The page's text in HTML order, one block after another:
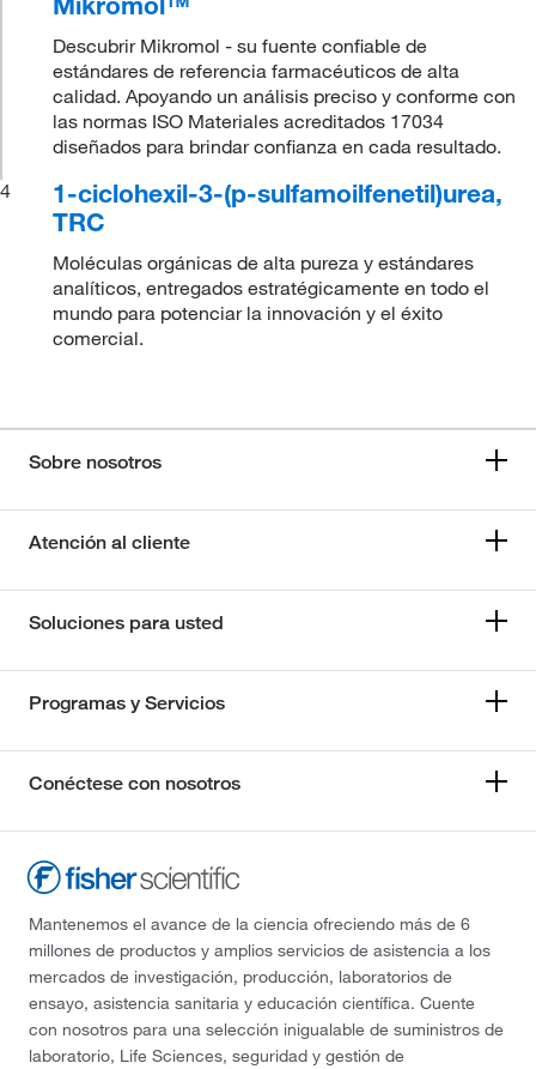
Descubrir Mikromol - su fuente confiable de
estándares de referencia farmacéuticos de alta
calidad. Apoyando un análisis preciso y conforme con
las normas ISO Materiales acreditados 17034
diseñados para brindar confianza en cada resultado.
4
1-ciclohexil-3-(p-sulfamoilfenetil)urea,
TRC
Moléculas orgánicas de alta pureza y estándares
analíticos, entregados estratégicamente en todo el
mundo para potenciar la innovación y el éxito
comercial.
Sobre nosotros
Atención al cliente
Soluciones para usted
Programas y Servicios
Conéctese con nosotros
Mantenemos el avance de la ciencia ofreciendo más de 6
millones de productos y amplios servicios de asistencia a los
mercados de investigación, producción, laboratorios de
ensayo, asistencia sanitaria y educación científica. Cuente
con nosotros para una selección inigualable de suministros de
laboratorio, Life Sciences, seguridad y gestión de